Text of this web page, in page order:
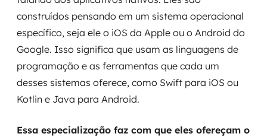
Pentest
DevSecOps
MSS
Consultoria de segurança
Simulação de Phishing
construídos pensando em um sistema operacional
específico, seja ele o iOS da Apple ou o Android do
Google. Isso significa que usam as linguagens de
programação e as ferramentas que cada um
desses sistemas oferece, como Swift para iOS ou
Kotlin e Java para Android.
Essa especialização faz com que eles ofereçam o